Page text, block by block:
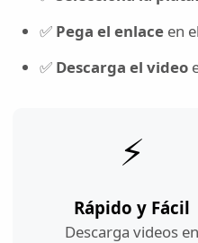
✅ Pega el enlace en
✅ Descarga el video
⚡
Rápido y Fácil
Descarga videos en